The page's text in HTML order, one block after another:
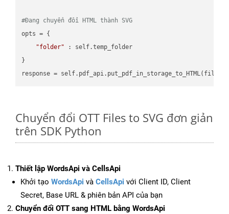
#Đang chuyển đổi HTML thành SVG
opts = {
"folder" : self.temp_folder
}
Chuyển đổi OTT Files to SVG đơn giản
trên SDK Python
Thiết lập WordsApi và CellsApi
Khởi tạo WordsApi và CellsApi với Client ID, Client
Secret, Base URL & phiên bản API của bạn
Chuyển đổi OTT sang HTML bằng WordsApi